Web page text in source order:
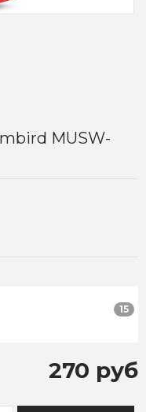
MUSW-
15
270 руб